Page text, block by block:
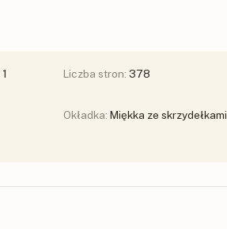
1
Liczba stron: 378
Okładka: Miękka ze skrzydełkami